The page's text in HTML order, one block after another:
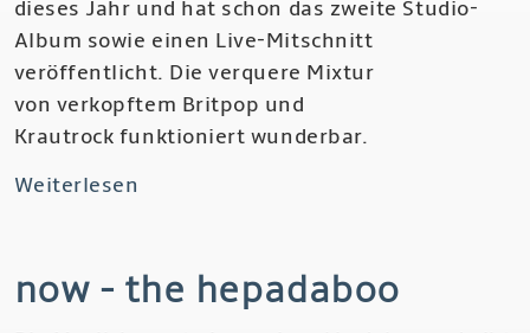
dieses Jahr und hat schon das zweite Studio-
Album sowie einen Live-Mitschnitt
veröffentlicht. Die verquere Mixtur
von verkopftem Britpop und
Krautrock funktioniert wunderbar.
Weiterlesen
Ooodipooomn,
now - the hepadaboo